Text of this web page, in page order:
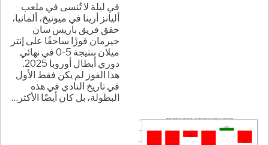
في ليلة لا تُنسى في ملعب
أليانز أرينا في ميونيخ، ألمانيا،
حقق فريق باريس سان
جيرمان فوزًا ساحقًا على إنتر
ميلان بنتيجة 5-0 في نهائي
دوري أبطال أوروبا 2025.
هذا الفوز لم يكن فقط الأول
في تاريخ النادي في هذه
البطولة، بل كان أيضًا الأكثر …